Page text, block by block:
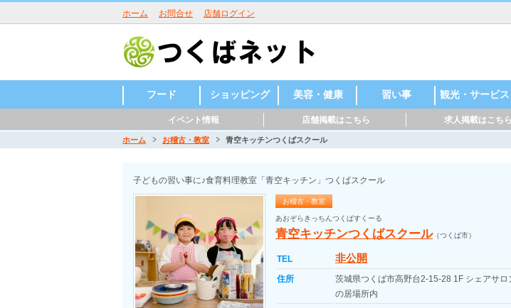
ホーム お問合せ 店舗ログイン
フード
和食
洋食・外国料
理
中華
バー・居酒屋
ラーメン
焼肉・しゃぶ
しゃぶ
カフェ・レス
トラン
ベーカリー
その他
和菓子
洋菓子
その他
ショッピング
食料品店・酒
屋
雑貨・ハンド
メイド
スポーツ用品
自動車・バイ
ク
ホームセンタ
ー
家電・電化製
品
楽器、音楽関
係
ファッション
その他
美容・健康
美容室・理容
室
整体・整骨
リラクゼーシ
ョン＆ヘルス
ネイルサロン
まつ毛サロン
エステサロン
フィットネス
スタジオ
その他
習い事
学習塾
スポーツ 野球
サッカー
水泳
バレーボール
バスケットボ
ール
武道
ダンス
お稽古・教室 音楽
書道
英会話
そろばん
その他
観光・サービス
名所・史跡
レジャー施設
美術館・博物
館
ウェディング
清掃・クリー
ニング
レンタルスペ
ース
その他
イベント情報 店舗掲載はこちら 求人掲載はこちら
ホーム お稽古・教室 青空キッチンつくばスクール
子どもの習い事に♪食育料理教室「青空キッチン」つくばスクール
お稽古・教室
あおぞらきっちんつくばすくーる
青空キッチンつくばスクール（つくば市）
TEL 非公開
住所
茨城県つくば市高野台2-15-28 1F シェアサロ
の居場所内